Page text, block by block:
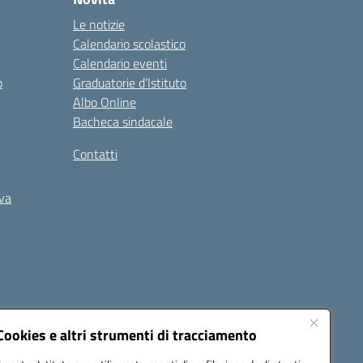
e altri strumenti di tracciamento
Le notizie
Calendario scolastico
Calendario eventi
Graduatorie d’Istituto
Albo Online
Bacheca sindacale
Contatti